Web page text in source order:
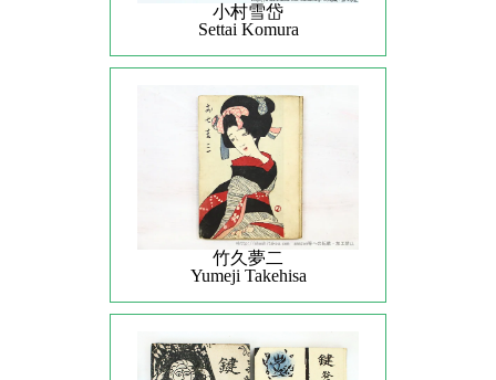
小村雪岱
Settai Komura
竹久夢二
Yumeji Takehisa